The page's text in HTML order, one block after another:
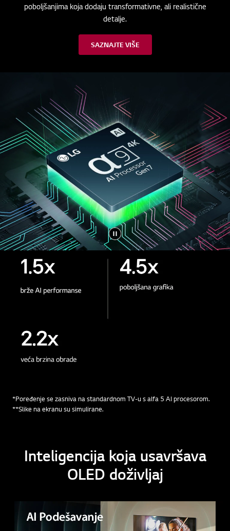
poboljšanjima koja dodaju transformativne, ali realistične
detalje.
SAZNAJTE VIŠE
*Poređenje se zasniva na standardnom TV-u s alfa 5 AI procesorom.
**Slike na ekranu su simulirane.
Inteligencija koja usavršava
OLED doživljaj